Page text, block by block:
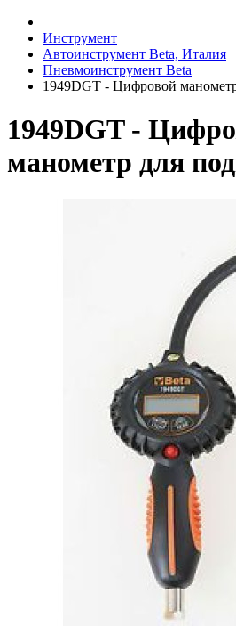
Инструмент
Автоинструмент Beta, Италия
Пневмоинструмент Beta
1949DGT - Цифровой
1949DGT -
манометр для